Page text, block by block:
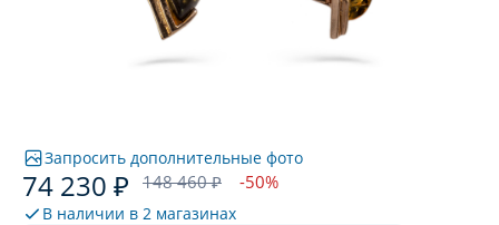
Запросить дополнительные фото
74 230 ₽ 148 460 ₽ -50%
В наличии в 2 магазинах